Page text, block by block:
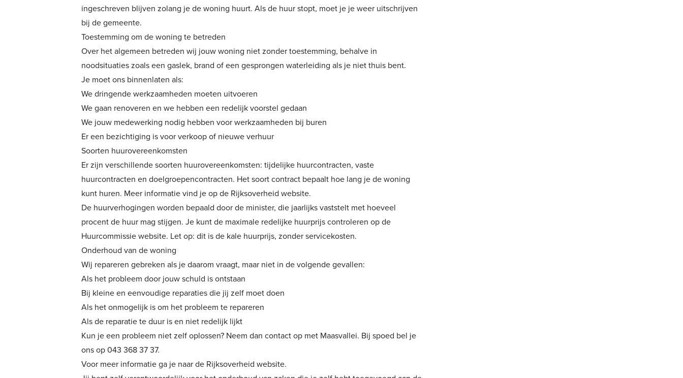
ingeschreven blijven zolang je de woning huurt. Als de huur stopt, moet je je weer uitschrijven
bij de gemeente.
Toestemming om de woning te betreden
Over het algemeen betreden wij jouw woning niet zonder toestemming, behalve in
noodsituaties zoals een gaslek, brand of een gesprongen waterleiding als je niet thuis bent.
Je moet ons binnenlaten als:
We dringende werkzaamheden moeten uitvoeren
We gaan renoveren en we hebben een redelijk voorstel gedaan
We jouw medewerking nodig hebben voor werkzaamheden bij buren
Er een bezichtiging is voor verkoop of nieuwe verhuur
Soorten huurovereenkomsten
Er zijn verschillende soorten huurovereenkomsten: tijdelijke huurcontracten, vaste
huurcontracten en doelgroepencontracten. Het soort contract bepaalt hoe lang je de woning
kunt huren. Meer informatie vind je op de Rijksoverheid website.
De huurverhogingen worden bepaald door de minister, die jaarlijks vaststelt met hoeveel
procent de huur mag stijgen. Je kunt de maximale redelijke huurprijs controleren op de
Huurcommissiewebsite. Let op: dit is de kale huurprijs, zonder servicekosten.
Onderhoud van de woning
Wij repareren gebreken als je daarom vraagt, maar niet in de volgende gevallen:
Als het probleem door jouw schuld is ontstaan
Bij kleine en eenvoudige reparaties die jij zelf moet doen
Als het onmogelijk is om het probleem te repareren
Als de reparatie te duur is en niet redelijk lijkt
Kun je een probleem niet zelf oplossen? Neem dan contact op met Maasvallei. Bij spoed bel je
ons op 043 368 37 37.
Voor meer informatie ga je naar de Rijksoverheid website.